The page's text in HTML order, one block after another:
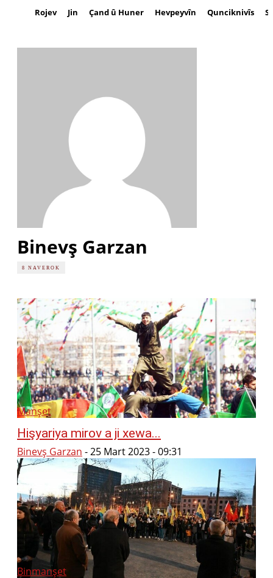
Rojev Jin Çand û Huner Hevpeyvîn Qunciknivîs
Binevş Garzan
8 NAVEROK
Manşet
Hişyariya mirov a ji xewa...
Binevş Garzan -25 Mart 2023 - 09:31
Binmanşet